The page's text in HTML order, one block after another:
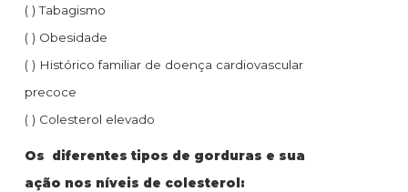
( ) Tabagismo
( ) Obesidade
( ) Histórico familiar de doença cardiovascular
precoce
( ) Colesterol elevado
Os diferentes tipos de gorduras e sua
ação nos níveis de colesterol: